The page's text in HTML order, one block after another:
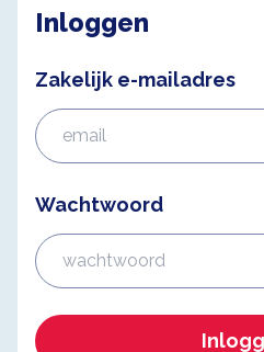
Inloggen
Zakelijk e-mailadres
Wachtwoord